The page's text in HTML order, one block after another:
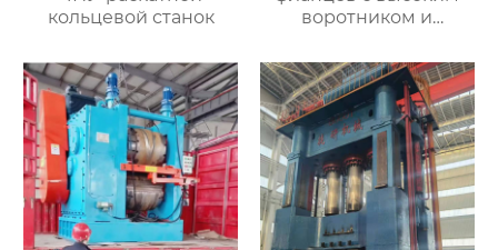
кольцевой станок
воротником и